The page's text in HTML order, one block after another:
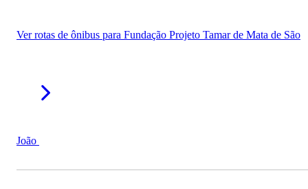
Cais do Morro de São Paulo
Ver rotas de ônibus para Fundação Projeto Tamar de Mata de São
João